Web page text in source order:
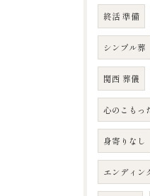
終活 準備
シンプル葬
関西 葬儀
心のこもっ
身寄りなし
エンディン